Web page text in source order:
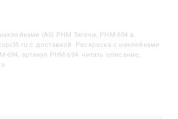
наклейками (А5) РНМ Тягачи, РНМ-694 в
с доставкой. Раскраска с наклейками
694, артикул РНМ-694: читать описание,